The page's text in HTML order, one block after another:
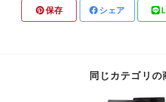
保存 シェア
同じカテゴリの